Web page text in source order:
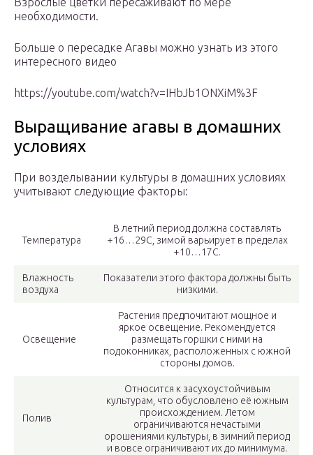
необходимости.
Больше о пересадке Агавы можно узнать из этого
интересного видео
https://youtube.com/watch?v=IHbJb1ONXiM%3F
Выращивание агавы в домашних
условиях
При возделывании культуры в домашних условиях
учитывают следующие факторы:
Температура
В летний период должна составлять
+16…29С, зимой варьирует в пределах
+10…17С.
Влажность
воздуха
Показатели этого фактора должны быть
низкими.
Освещение
Растения предпочитают мощное и
яркое освещение. Рекомендуется
размещать горшки с ними на
подоконниках, расположенных с южной
стороны домов.
Полив
Относится к засухоустойчивым
культурам, что обусловлено её южным
происхождением. Летом
ограничиваются нечастыми
орошениями культуры, в зимний период
и вовсе ограничивают их до минимума.